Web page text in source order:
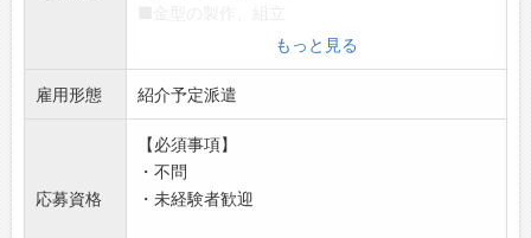
◆給与前払い制度あり！
勤務実績に応じて、給与前払いが可能です◎
簡単申請！簡単受取！日払い即日払い対応！
☆----------------------------------------
☆
◆ご不明点はいつでもご相談ください！
・金型図面データを基に、CAD/CAMにて加工
データを作成し、NCフライス盤及びMCフライ
ス盤による金型部品加工を行い、金型の組み立
てまでを行っていただきます。
・2DCADを使用します。
＊変更の範囲：会社の定める業務
【未経験OK！】
もっと見る
雇用形態 紹介予定派遣
応募資格
【必須事項】
・不問
・未経験者歓迎